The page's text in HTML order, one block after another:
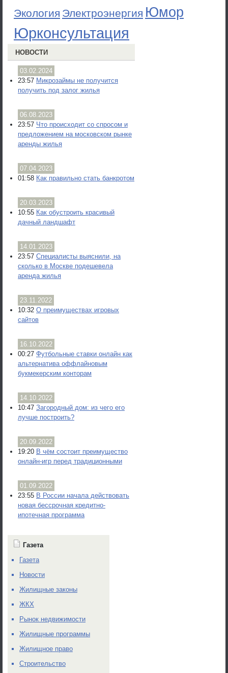
Экология Электроэнергия Юмор
Юрконсультация
НОВОСТИ
03.02.2024
23:57 Микрозаймы не получится
получить под залог жилья
06.08.2023
23:57 Что происходит со спросом и
предложением на московском рынке
аренды жилья
07.04.2023
01:58 Как правильно стать банкротом
20.03.2023
10:55 Как обустроить красивый
дачный ландшафт
14.01.2023
23:57 Специалисты выяснили, на
сколько в Москве подешевела
аренда жилья
23.11.2022
10:32 О преимуществах игровых
сайтов
16.10.2022
00:27 Футбольные ставки онлайн как
альтернатива оффлайновым
букмекерским конторам
14.10.2022
10:47 Загородный дом: из чего его
лучше построить?
20.09.2022
19:20 В чём состоит преимущество
онлайн-игр перед традиционными
01.09.2022
23:55 В России начала действовать
новая бессрочная кредитно-
ипотечная программа
Газета
Газета
Новости
Жилищные законы
ЖКХ
Рынок недвижимости
Жилищные программы
Жилищное право
Строительство